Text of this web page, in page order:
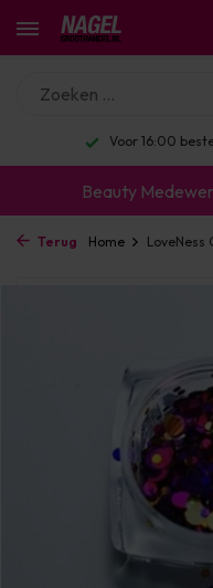
Voor 16:00
Beauty
Terug Home LoveNess